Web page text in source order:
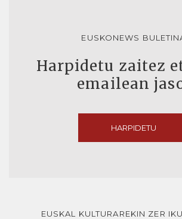
EUSKONEWS
Harpidetu zaitez
emailean
HARPIDETU
EUSKAL KULTURAREKIN ZER